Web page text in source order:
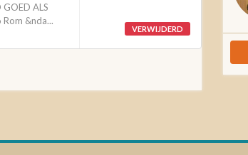
ALS
&nda...
VERWIJDERD